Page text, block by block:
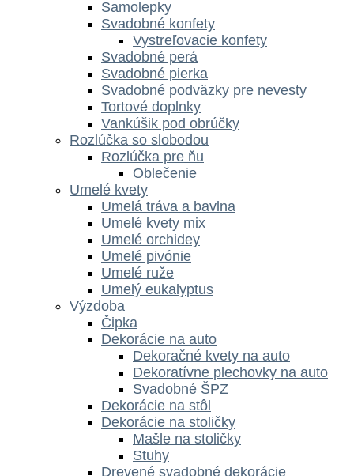
Samolepky
Svadobné konfety
Vystreľovacie konfety
Svadobné perá
Svadobné pierka
Svadobné podväzky pre nevesty
Tortové doplnky
Vankúšik pod obrúčky
Rozlúčka so slobodou
Rozlúčka pre ňu
Oblečenie
Umelé kvety
Umelá tráva a bavlna
Umelé kvety mix
Umelé orchidey
Umelé pivónie
Umelé ruže
Umelý eukalyptus
Výzdoba
Čipka
Dekorácie na auto
Dekoračné kvety na auto
Dekoratívne plechovky na auto
Svadobné ŠPZ
Dekorácie na stôl
Dekorácie na stoličky
Mašle na stoličky
Stuhy
Drevené svadobné dekorácie